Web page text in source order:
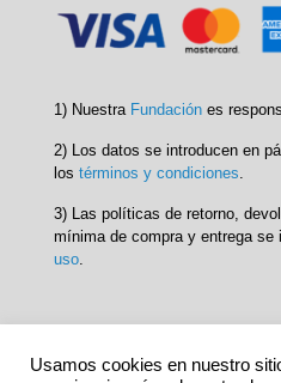
1) Nuestra Fundación es
2) Los datos se introducen en
los términos y condiciones.
3) Las políticas de retorno,
mínima de compra y entrega se
uso.
Usamos cookies en nuestro